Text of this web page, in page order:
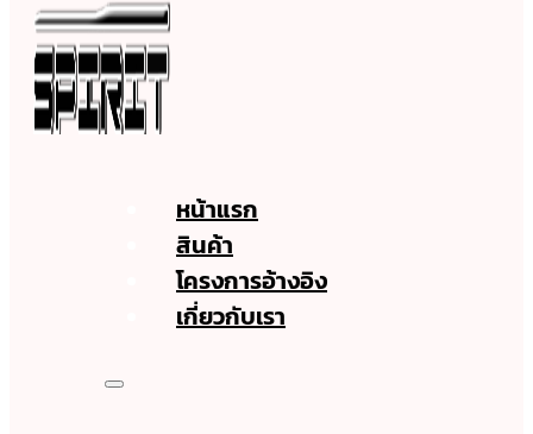
หน้าแรก
สินค้า
โครงการอ้างอิง
เกี่ยวกับเรา